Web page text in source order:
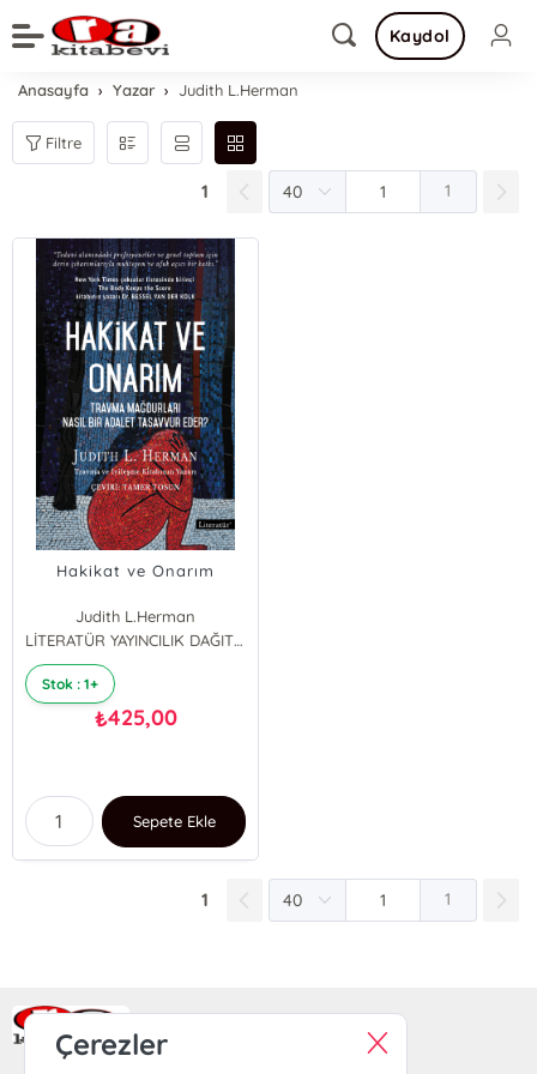
Kaydol
Anasayfa Yazar Judith L.Herman
Filtre
1 1
Hakikat ve Onarım
Judith L.Herman
LİTERATÜR YAYINCILIK DAĞITIM
Stok : 1+
₺425,00
Sepete Ekle
1 1
Ra Yayın Kitabevi
Çerezler